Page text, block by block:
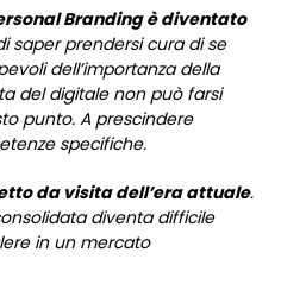
Branding è diventato
saper prendersi cura di se
dell’importanza della
del digitale non può farsi
punto. A prescindere
specifiche.
da visita dell’era attuale.
diventa difficile
in un mercato